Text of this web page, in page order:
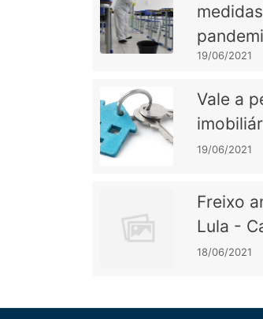
19/06/2021
Vale a
19/06/2021
Freixo
Lula -
18/06/2021